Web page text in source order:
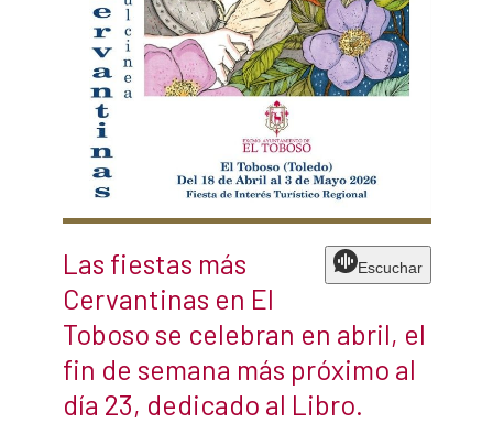
Escuchar
Las fiestas más
Cervantinas en El
Toboso se celebran en abril, el
fin de semana más próximo al
día 23, dedicado al Libro.